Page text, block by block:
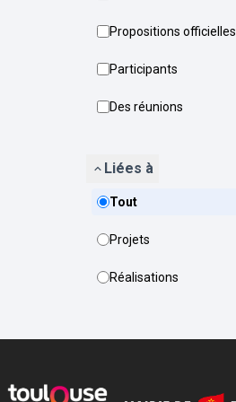
Propositions officielles
Participants
Des réunions
Liées à
Tout
Projets
Réalisations